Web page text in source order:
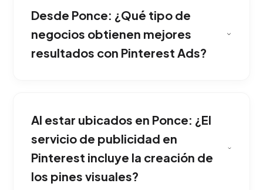
Desde Ponce: ¿Qué tipo de
negocios obtienen mejores
resultados con Pinterest Ads?
Colocamos tus productos visualmente
atractivos justo en el momento en que están
decidiendo su próxima adquisición. Una
ventaja corporativa sólida si tu empresa opera
en Ponce.
Al estar ubicados en Ponce: ¿El
servicio de publicidad en
Pinterest incluye la creación de
los pines visuales?